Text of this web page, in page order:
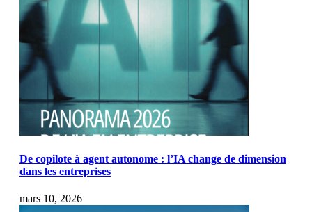
De copilote à agent autonome : l’IA change de dimension
dans les entreprises
mars 10, 2026